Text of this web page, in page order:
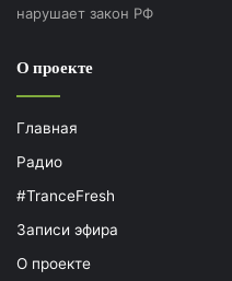
нарушает закон РФ
О проекте
Главная
Радио
#TranceFresh
Записи эфира
О проекте